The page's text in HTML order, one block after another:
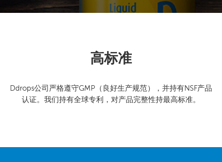
高标准
Ddrops公司严格遵守GMP（良好生产规范），并持有NSF产品
认证。我们持有全球专利，对产品完整性持最高标准。